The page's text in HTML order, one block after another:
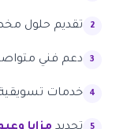
تقديم حلول
دعم فني
خدمات تسويقية